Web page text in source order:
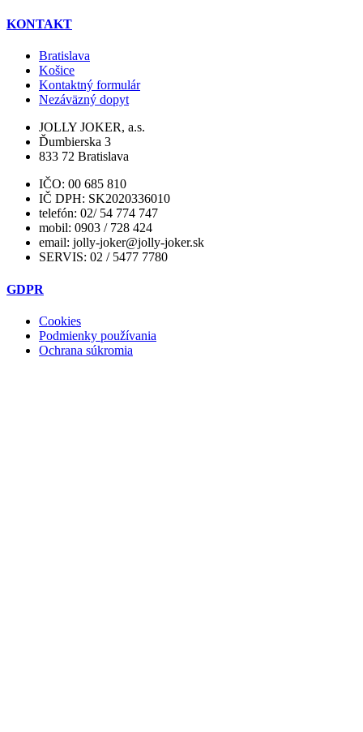
KONTAKT
Bratislava
Košice
Kontaktný formulár
Nezáväzný dopyt
JOLLY JOKER, a.s.
Ďumbierska 3
833 72 Bratislava
IČO: 00 685 810
IČ DPH: SK2020336010
telefón: 02/ 54 774 747
mobil: 0903 / 728 424
email: jolly-joker@jolly-joker.sk
SERVIS: 02 / 5477 7780
GDPR
Cookies
Podmienky používania
Ochrana súkromia